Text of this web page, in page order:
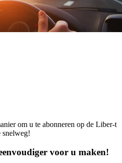
om u te abonneren op de Liber-t
snelweg!
voor u maken!